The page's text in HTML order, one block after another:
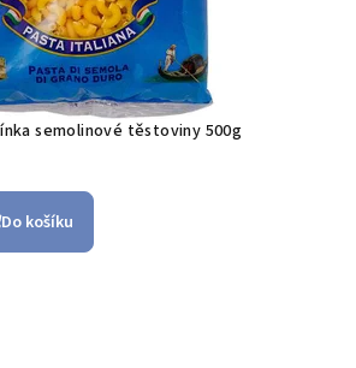
semolinové těstoviny 500g
Do košíku